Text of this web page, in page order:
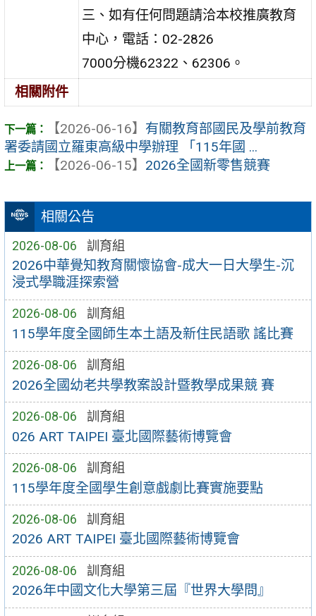
相關公告
2026-08-06 訓育組
2026中華覺知教育關懷協會-成大一日大學生-沉
浸式學職涯探索營
2026-08-06 訓育組
115學年度全國師生本土語及新住民語歌 謠比賽
2026-08-06 訓育組
2026全國幼老共學教案設計暨教學成果競 賽
2026-08-06 訓育組
026 ART TAIPEI 臺北國際藝術博覽會
2026-08-06 訓育組
115學年度全國學生創意戲劇比賽實施要點
2026-08-06 訓育組
2026 ART TAIPEI 臺北國際藝術博覽會
2026-08-06 訓育組
2026年中國文化大學第三屆『世界大學問』
三、如有任何問題請洽本校推廣教育
中心，電話：02-2826
7000分機62322、62306。
相關附件
【2026-06-16】 有關教育部國民及學前教育
署委請國立羅東高級中學辦理 「115年國 ...
【2026-06-15】 2026全國新零售競賽